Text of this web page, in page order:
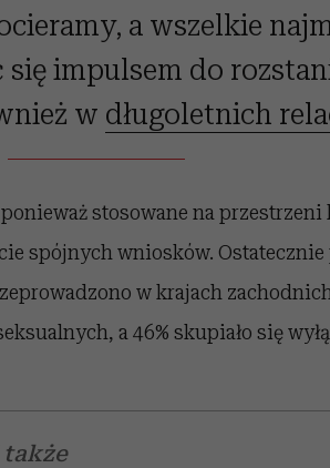
a wszelkie
impulsem do
w długoletnich
stosowane na przestrzeni
spójnych wniosków. Ostatecznie
w krajach
a 46% skupiało się